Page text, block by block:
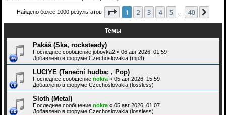
Найдено более 1000 результатов Страница из 40
1 2 3 4 5 40
Темы
Pakáš (Ska, rocksteady)
Последнее сообщение jobovka2 « 06 авг 2026, 01:59
Добавлено в форуме Czechoslovakia (mp3)
LUCIYE (Taneční hudba; , Pop)
Последнее сообщение nokra « 05 авг 2026, 15:59
Добавлено в форуме Czechoslovakia (lossless)
Sloth (Metal)
Последнее сообщение nokra « 05 авг 2026, 01:07
Добавлено в форуме Czechoslovakia (lossless)